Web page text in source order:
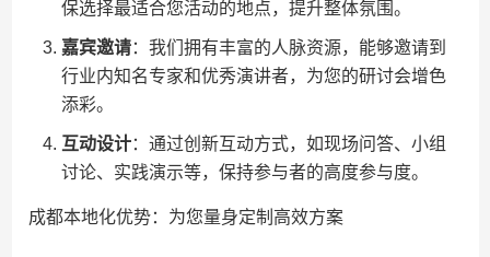
保选择最适合您活动的地点，提升整体氛围。
嘉宾邀请：我们拥有丰富的人脉资源，能够邀请到
行业内知名专家和优秀演讲者，为您的研讨会增色
添彩。
互动设计：通过创新互动方式，如现场问答、小组
讨论、实践演示等，保持参与者的高度参与度。
成都本地化优势：为您量身定制高效方案